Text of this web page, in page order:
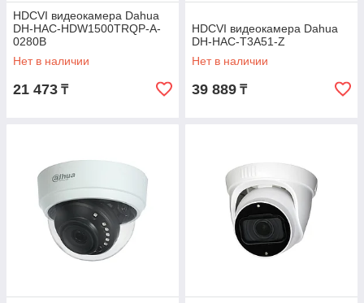
HDCVI видеокамера Dahua
DH-HAC-HDW1500TRQP-A-
0280B
Нет в наличии
21 473 ₸
HDCVI видеокамера Dahua
DH-HAC-T3A51-Z
Нет в наличии
39 889 ₸